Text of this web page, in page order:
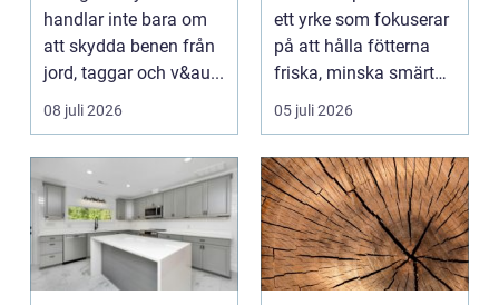
rabatten
handlar inte bara om
att skydda benen från
jord, taggar och v&au...
08 juli 2026
ett yrke som fokuserar
på att hålla fötterna
friska, minska smärta
och förebyg...
05 juli 2026